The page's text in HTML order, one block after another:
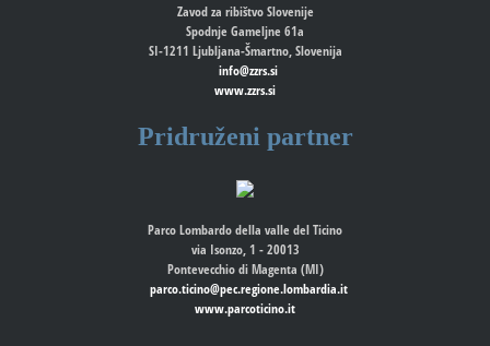
Zavod za ribištvo Slovenije
Spodnje Gameljne 61a
SI-1211 Ljubljana-Šmartno, Slovenija
info@zzrs.si
www.zzrs.si
Pridruženi partner
Parco Lombardo della valle del Ticino
via Isonzo, 1 - 20013
Pontevecchio di Magenta (MI)
parco.ticino@pec.regione.lombardia.it
www.parcoticino.it